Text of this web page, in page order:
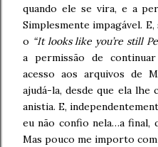
quando ele se vira, e a
Simplesmente impagável.
o “It looks like you’re still
a permissão de
acesso aos arquivos de
ajudá-la, desde que ela lhe
anistia. E,
eu não confio nela…a final,
Mas pouco me importo